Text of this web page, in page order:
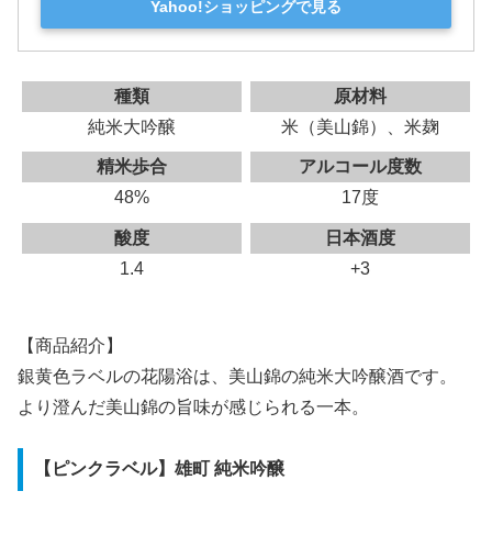
Yahoo!ショッピングで見る
種類
純米大吟醸
原材料
米（美山錦）、米麹
精米歩合
48%
アルコール度数
17度
酸度
1.4
日本酒度
+3
【商品紹介】
銀黄色ラベルの花陽浴は、美山錦の純米大吟醸酒です。
より澄んだ美山錦の旨味が感じられる一本。
【ピンクラベル】雄町 純米吟醸